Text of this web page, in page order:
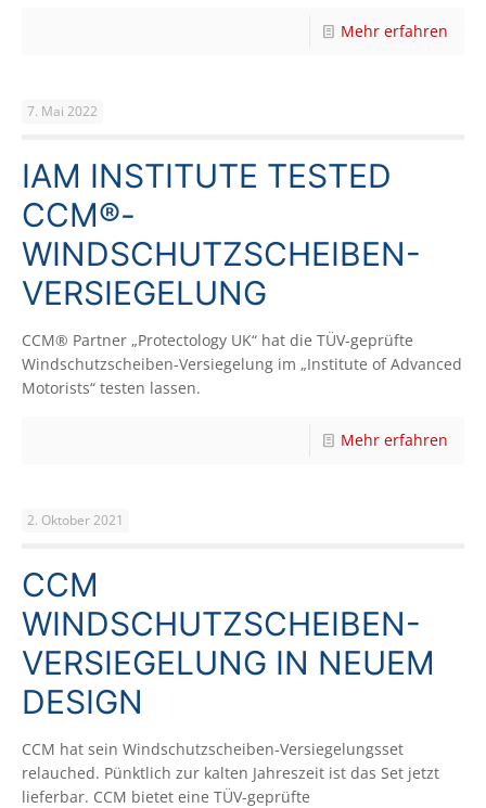
Mehr erfahren
7. Mai 2022
IAM INSTITUTE TESTED
CCM®-
WINDSCHUTZSCHEIBEN-
VERSIEGELUNG
CCM® Partner „Protectology UK“ hat die TÜV-geprüfte
Windschutzscheiben-Versiegelung im „Institute of Advanced
Motorists“ testen lassen.
Mehr erfahren
2. Oktober 2021
CCM
WINDSCHUTZSCHEIBEN-
VERSIEGELUNG IN NEUEM
DESIGN
CCM hat sein Windschutzscheiben-Versiegelungsset
relauched. Pünktlich zur kalten Jahreszeit ist das Set jetzt
lieferbar. CCM bietet eine TÜV-geprüfte